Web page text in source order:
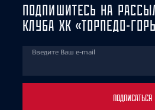
ПОДПИШИТЕСЬ НА
КЛУБА ХК «ТОРПЕДО-
Введите Ваш e-mail
ПОДПИСАТЬСЯ